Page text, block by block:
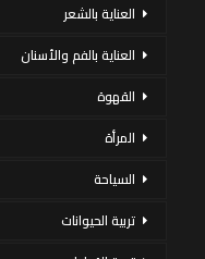
العناية بالشعر
العناية بالفم والأسنان
القهوة
المرأة
السياحة
تربية الحيوانات